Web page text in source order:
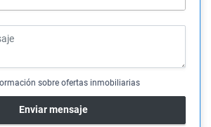
sobre ofertas inmobiliarias
Enviar mensaje